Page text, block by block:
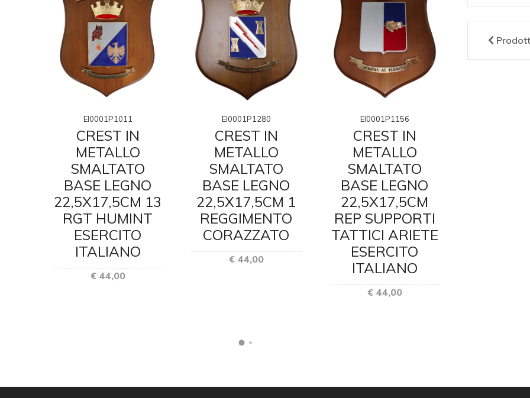
EI0001P1011
CREST IN
METALLO
SMALTATO
BASE LEGNO
22,5X17,5CM 13
RGT HUMINT
ESERCITO
ITALIANO
€ 44,00
EI0001P1280
CREST IN
METALLO
SMALTATO
BASE LEGNO
22,5X17,5CM 1
REGGIMENTO
CORAZZATO
€ 44,00
EI0001P1156
CREST IN
METALLO
SMALTATO
BASE LEGNO
22,5X17,5CM
REP SUPPORTI
TATTICI ARIETE
ESERCITO
ITALIANO
€ 44,00